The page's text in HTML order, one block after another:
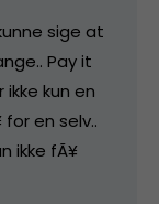
sige at
Pay it
ikke kun en
en selv..
ikke fÃ¥